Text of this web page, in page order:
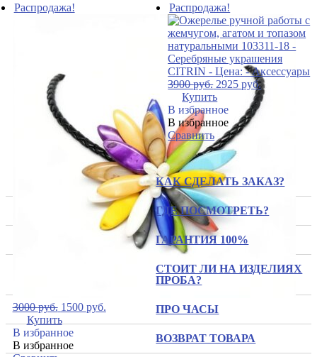
Распродажа!
3000руб. 1500 руб.
Купить
В избранное
В избранное
Распродажа!
3900руб. 2925руб.
Купить
В избранное
В избранное
Сравнить
КАК СДЕЛАТЬ ЗАКАЗ?
ГДЕ ПОСМОТРЕТЬ?
ГАРАНТИЯ 100%
СТОИТ ЛИ НА ИЗДЕЛИЯХ
ПРОБА?
ПРО ЧАСЫ
ВОЗВРАТ ТОВАРА